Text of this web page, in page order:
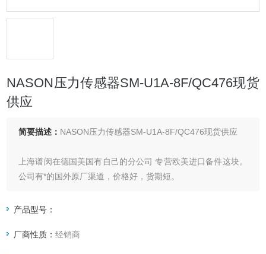
NASON压力传感器SM-U1A-8F/QC476现货
供应
简要描述： NASON压力传感器SM-U1A-8F/QC476现货供应
上海谱闵在德国美国有自己的分公司 专营欧美进口备件这块。
公司有*的国外原厂渠道，价格好，货期短。
价格优: 我们直接从现货拿报价，避开许多中间环节，许多现
产品型号：
厂商性质：经销商